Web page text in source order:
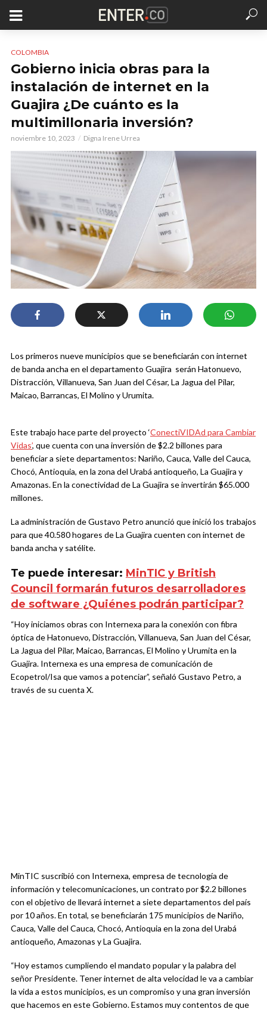
COLOMBIA
Gobierno inicia obras para la
instalación de internet en la
Guajira ¿De cuánto es la
multimillonaria inversión?
noviembre 10, 2023 Digna Irene Urrea
Los primeros nueve municipios que se beneficiarán con internet
de banda ancha en el departamento Guajira serán Hatonuevo,
Distracción, Villanueva, San Juan del César, La Jagua del Pilar,
Maicao, Barrancas, El Molino y Urumita.
Este trabajo hace parte del proyecto ‘ConectiVIDAd para Cambiar
Vidas’, que cuenta con una inversión de $2.2 billones para
beneficiar a siete departamentos: Nariño, Cauca, Valle del Cauca,
Chocó, Antioquia, en la zona del Urabá antioqueño, La Guajira y
Amazonas. En la conectividad de La Guajira se invertirán $65.000
millones.
La administración de Gustavo Petro anunció que inició los trabajos
para que 40.580 hogares de La Guajira cuenten con internet de
banda ancha y satélite.
Te puede interesar: MinTIC y British
Council formarán futuros desarrolladores
de software ¿Quiénes podrán participar?
“Hoy iniciamos obras con Internexa para la conexión con fibra
óptica de Hatonuevo, Distracción, Villanueva, San Juan del César,
La Jagua del Pilar, Maicao, Barrancas, El Molino y Urumita en la
Guajira. Internexa es una empresa de comunicación de
Ecopetrol/Isa que vamos a potenciar”, señaló Gustavo Petro, a
través de su cuenta X.
MinTIC suscribió con Internexa, empresa de tecnología de
información y telecomunicaciones, un contrato por $2.2 billones
con el objetivo de llevará internet a siete departamentos del país
por 10 años. En total, se beneficiarán 175 municipios de Nariño,
Cauca, Valle del Cauca, Chocó, Antioquia en la zona del Urabá
antioqueño, Amazonas y La Guajira.
“Hoy estamos cumpliendo el mandato popular y la palabra del
señor Presidente. Tener internet de alta velocidad le va a cambiar
la vida a estos municipios, es un compromiso y una gran inversión
que hacemos en este Gobierno. Estamos muy contentos de que